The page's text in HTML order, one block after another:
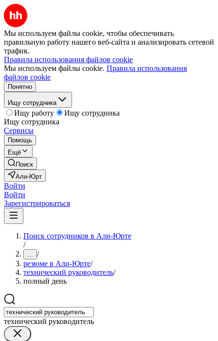
Мы используем файлы cookie, чтобы обеспечивать
правильную работу нашего веб-сайта и анализировать сетевой
трафик.
Правила использования файлов cookie
Мы используем файлы cookie. Правила использования
файлов cookie
Понятно
Ищу сотрудника
Ищу работу
Ищу сотрудника
Ищу сотрудника
Сервисы
Помощь
Ещё
Поиск
Али-Юрт
Войти
Войти
Зарегистрироваться
Поиск сотрудников в Али-Юрте
/
... /
резюме в Али-Юрте/
технический руководитель/
полный день
технический руководитель